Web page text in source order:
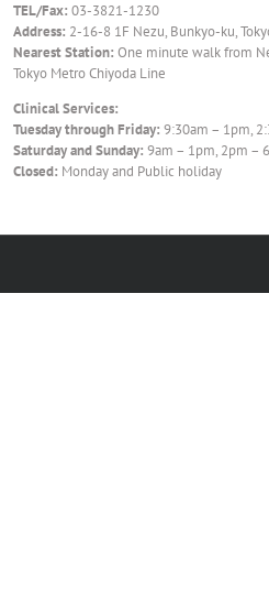
TEL/Fax: 03-3821-1230
Address: 2-16-8 1F Nezu, Bunkyo-ku,
Nearest Station:One minute walk from
Tokyo Metro Chiyoda Line
Clinical Services:
Tuesday through Friday: 9:30am – 1pm,
Saturday and Sunday: 9am – 1pm, 2pm –
Closed: Monday and Public holiday